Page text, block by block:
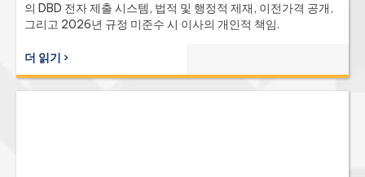
의 DBD 전자 제출 시스템, 법적 및 행정적 제재, 이전가격 공개,
그리고 2026년 규정 미준수 시 이사의 개인적 책임.
더 읽기 ›